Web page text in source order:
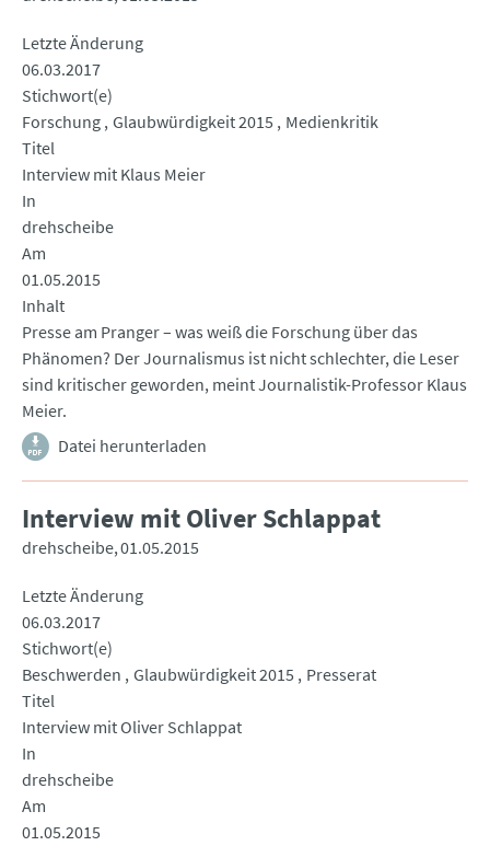
Letzte Änderung
06.03.2017
Stichwort(e)
Forschung Glaubwürdigkeit 2015
Medienkritik
Titel
Interview mit Klaus Meier
In
drehscheibe
Am
01.05.2015
Inhalt
Presse am Pranger – was weiß die Forschung über das
Phänomen? Der Journalismus ist nicht schlechter, die Leser
sind kritischer geworden, meint Journalistik-Professor Klaus
Meier.
Datei herunterladen
Interview mit Oliver Schlappat
drehscheibe 01.05.2015
Letzte Änderung
06.03.2017
Stichwort(e)
Beschwerden Glaubwürdigkeit 2015
Presserat
Titel
Interview mit Oliver Schlappat
In
drehscheibe
Am
01.05.2015